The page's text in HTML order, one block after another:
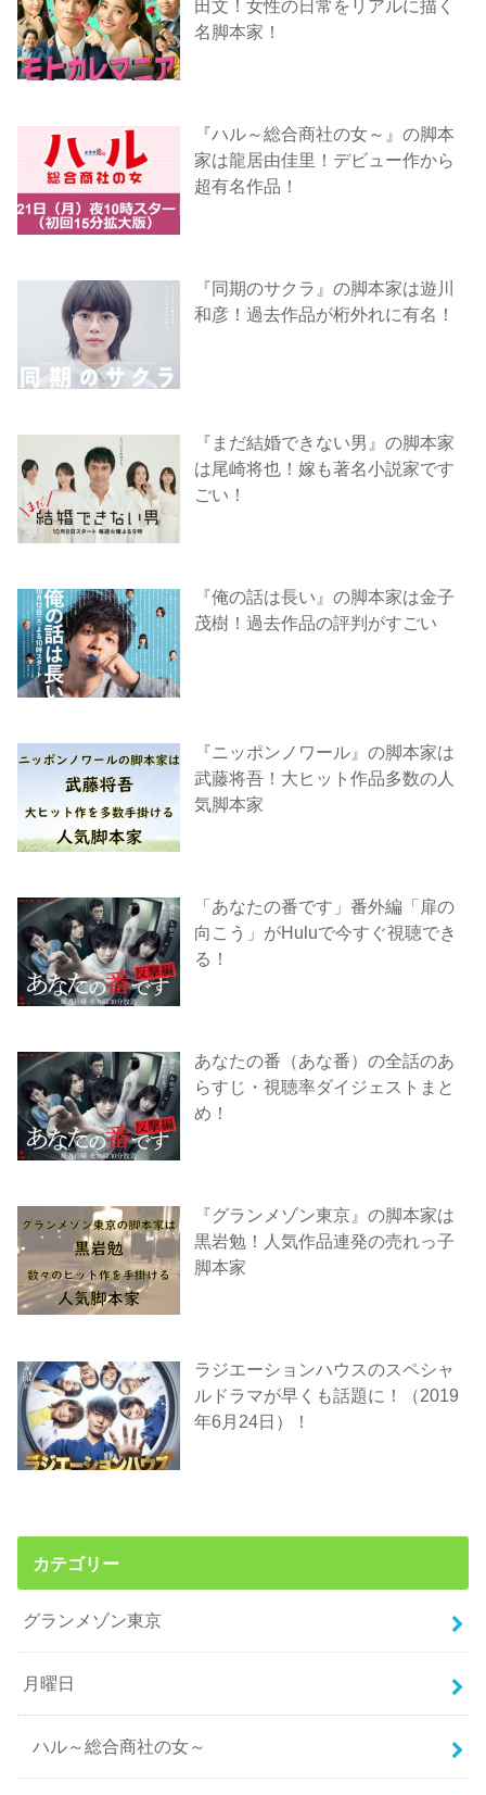
田文！女性の日常をリアルに描く
名脚本家！
『ハル～総合商社の女～』の脚本
家は龍居由佳里！デビュー作から
超有名作品！
『同期のサクラ』の脚本家は遊川
和彦！過去作品が桁外れに有名！
『まだ結婚できない男』の脚本家
は尾崎将也！嫁も著名小説家です
ごい！
『俺の話は長い』の脚本家は金子
茂樹！過去作品の評判がすごい
『ニッポンノワール』の脚本家は
武藤将吾！大ヒット作品多数の人
気脚本家
「あなたの番です」番外編「扉の
向こう」がHuluで今すぐ視聴でき
る！
あなたの番（あな番）の全話のあ
らすじ・視聴率ダイジェストまと
め！
『グランメゾン東京』の脚本家は
黒岩勉！人気作品連発の売れっ子
脚本家
ラジエーションハウスのスペシャ
ルドラマが早くも話題に！（2019
年6月24日）！
カテゴリー
グランメゾン東京
月曜日
ハル～総合商社の女～